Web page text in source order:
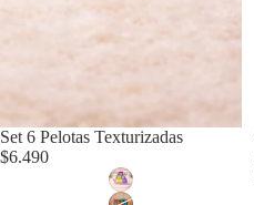
Set 6 Pelotas Texturizadas
$6.490